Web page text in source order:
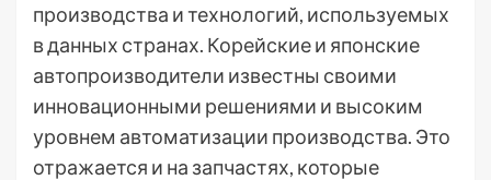
производства и технологий, используемых
в данных странах. Корейские и японские
автопроизводители известны своими
инновационными решениями и высоким
уровнем автоматизации производства. Это
отражается и на запчастях, которые